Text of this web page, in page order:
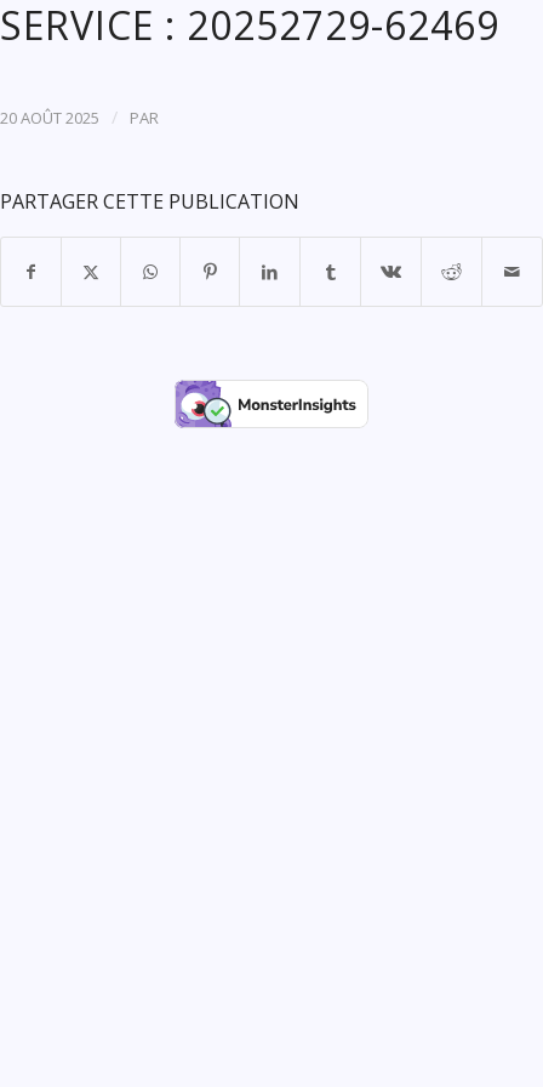
SERVICE : 20252729-62469
20 AOÛT 2025 / PAR
PARTAGER CETTE PUBLICATION